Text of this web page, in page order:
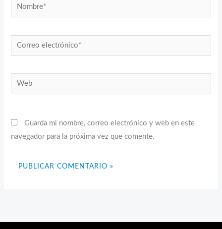
Nombre*
Correo
electrónico*
Web
Guarda mi nombre, correo electrónico y web en este
navegador para la próxima vez que comente.